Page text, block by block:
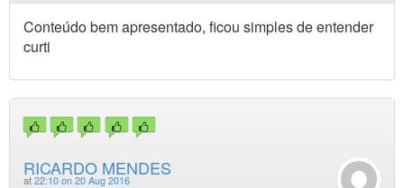
Conteúdo bem apresentado, ficou simples de entender
curti
RICARDO MENDES
at 22:10 on 20 Aug 2016